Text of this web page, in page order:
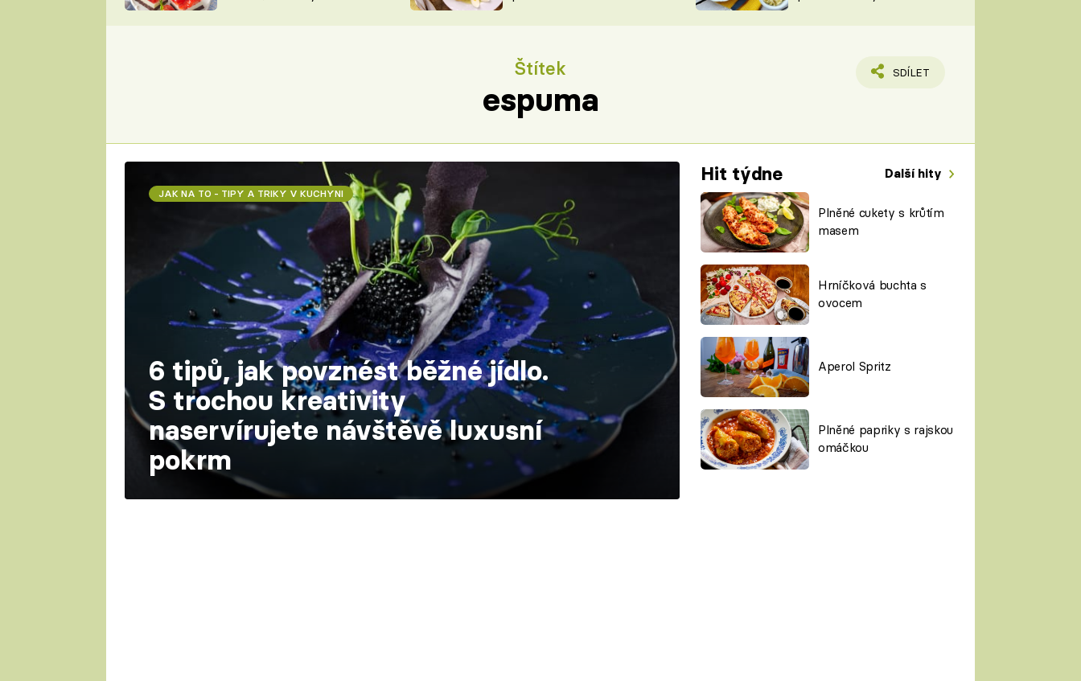
NA NÁKUPECH
ŠÉFREDAKTORKY
Štítek
espuma
SDÍLET
Hit týdne Další hity
Plněné cukety s krůtím
masem
Hrníčková buchta s
ovocem
Aperol Spritz
Plněné papriky s rajskou
omáčkou
JAK NA TO - TIPY A TRIKY V KUCHYNI
6 tipů, jak povznést běžné jídlo.
S trochou kreativity
naservírujete návštěvě luxusní
pokrm